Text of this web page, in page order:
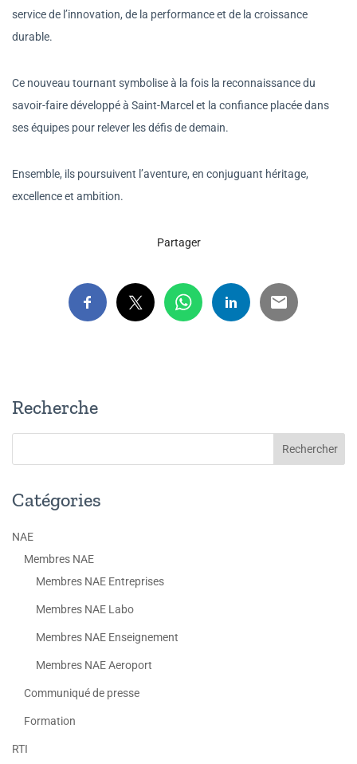
service de l’innovation, de la performance et de la croissance
durable.
Ce nouveau tournant symbolise à la fois la reconnaissance du
savoir-faire développé à Saint-Marcel et la confiance placée dans
ses équipes pour relever les défis de demain.
Ensemble, ils poursuivent l’aventure, en conjuguant héritage,
excellence et ambition.
Partager
Recherche
Catégories
NAE
Membres NAE
Membres NAE Entreprises
Membres NAE Labo
Membres NAE Enseignement
Membres NAE Aeroport
Communiqué de presse
Formation
RTI